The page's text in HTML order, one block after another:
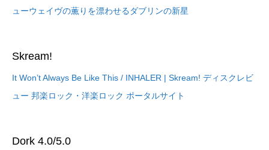
ューウェイヴの薫りを漂わせるダブリンの新星
Skream!
It Won’t Always Be Like This / INHALER | Skream! ディスクレビ
ュー 邦楽ロック・洋楽ロック ポータルサイト
Dork 4.0/5.0